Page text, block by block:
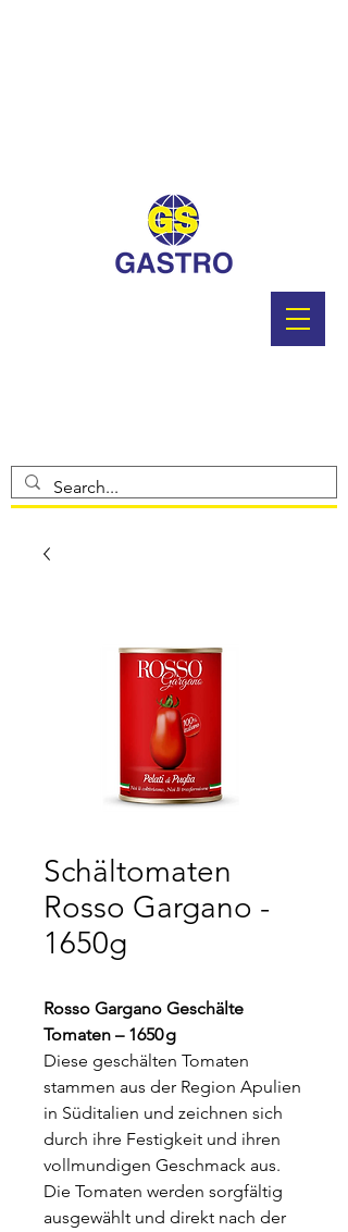
Schältomaten
Rosso Gargano -
1650g
Rosso Gargano Geschälte
Tomaten – 1650 g
Diese geschälten Tomaten
stammen aus der Region Apulien
in Süditalien und zeichnen sich
durch ihre Festigkeit und ihren
vollmundigen Geschmack aus.
Die Tomaten werden sorgfältig
ausgewählt und direkt nach der